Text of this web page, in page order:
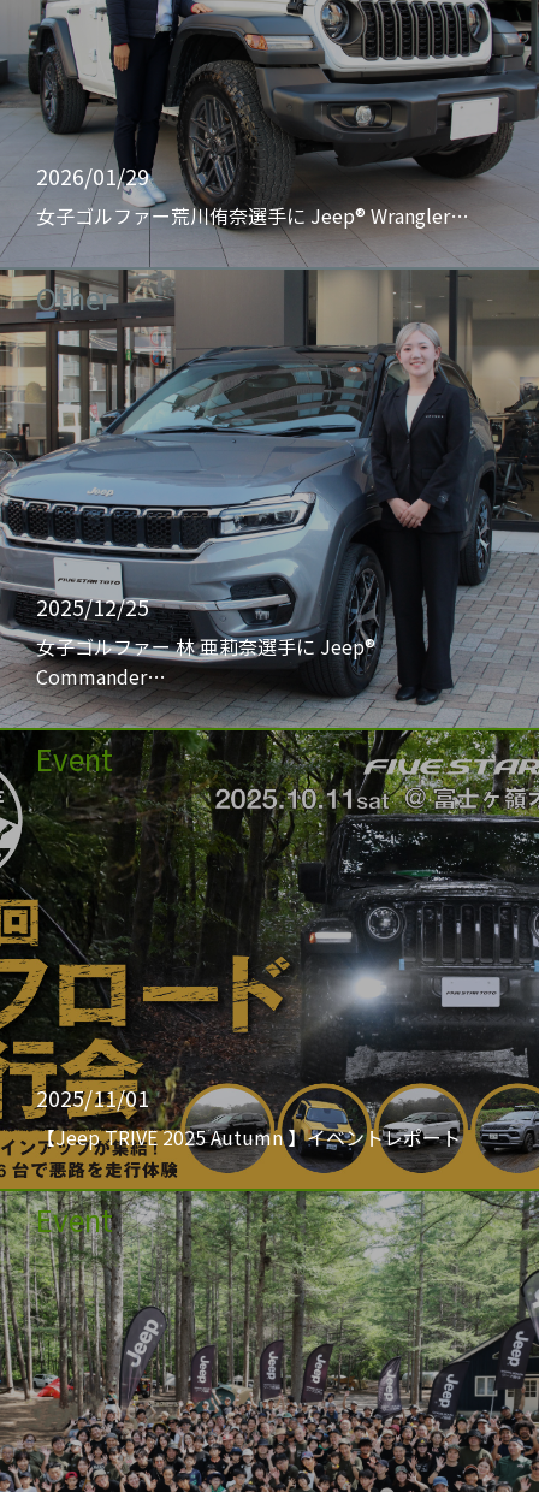
2026/01/29
女子ゴルファー荒川侑奈選手に Jeep® Wrangler…
Other
2025/12/25
女子ゴルファー 林 亜莉奈選手に Jeep®
Commander…
Event
2025/11/01
【Jeep TRIVE 2025 Autumn 】イベントレポート
Event